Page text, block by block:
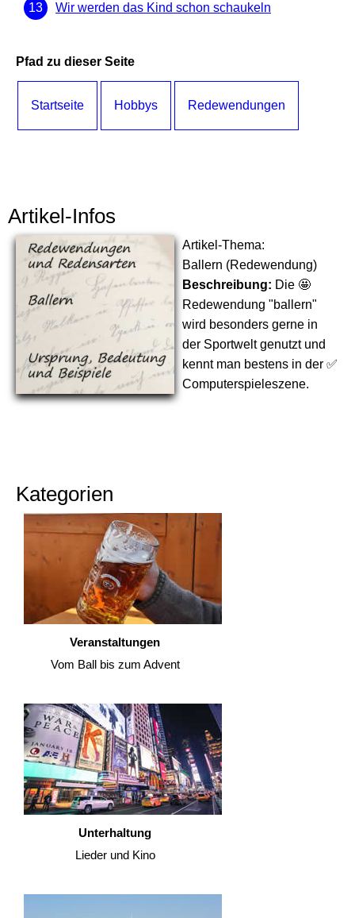
Wir werden das Kind schon schaukeln
Pfad zu dieser Seite
Startseite Hobbys Redewendungen
Artikel-Infos
Artikel-Thema:
Ballern (Redewendung)
Beschreibung: Die 🤩
Redewendung "ballern"
wird besonders gerne in
der Sportwelt genutzt und
kennt man bestens in der ✅
Computerspieleszene.
Kategorien
Veranstaltungen
Vom Ball bis zum Advent
Unterhaltung
Lieder und Kino